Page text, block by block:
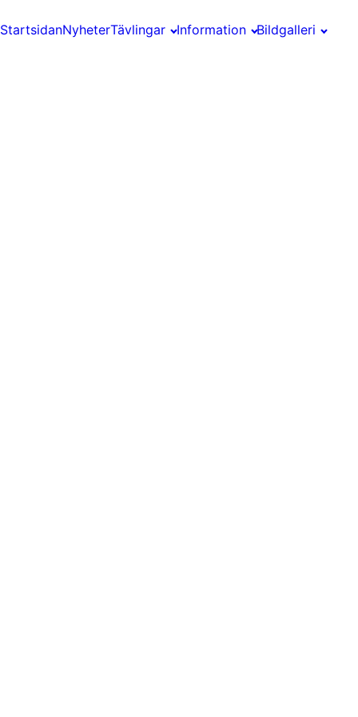
StartsidanNyheterTävlingar Information Bildgalleri